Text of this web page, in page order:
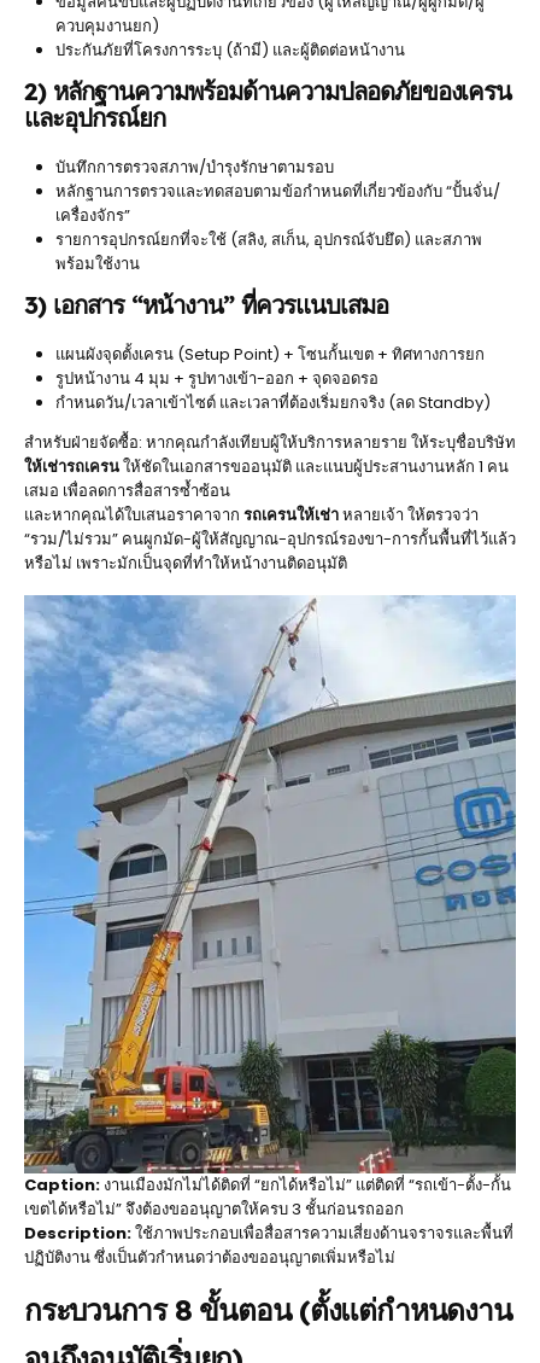
ควบคุมงานยก)
ประกันภัยที่โครงการระบุ (ถ้ามี) และผู้ติดต่อหน้างาน
2) หลักฐานความพร้อมด้านความปลอดภัยของเครน
และอุปกรณ์ยก
บันทึกการตรวจสภาพ/บำรุงรักษาตามรอบ
หลักฐานการตรวจและทดสอบตามข้อกำหนดที่เกี่ยวข้องกับ “ปั้นจั่น/
เครื่องจักร”
รายการอุปกรณ์ยกที่จะใช้ (สลิง, สเก็น, อุปกรณ์จับยึด) และสภาพ
พร้อมใช้งาน
3) เอกสาร “หน้างาน” ที่ควรแนบเสมอ
แผนผังจุดตั้งเครน (Setup Point) + โซนกั้นเขต + ทิศทางการยก
รูปหน้างาน 4 มุม + รูปทางเข้า-ออก + จุดจอดรอ
กำหนดวัน/เวลาเข้าไซต์ และเวลาที่ต้องเริ่มยกจริง (ลด Standby)
สำหรับฝ่ายจัดซื้อ: หากคุณกำลังเทียบผู้ให้บริการหลายราย ให้ระบุชื่อบริษัท
ให้เช่ารถเครนให้ชัดในเอกสารขออนุมัติ และแนบผู้ประสานงานหลัก 1 คน
เสมอ เพื่อลดการสื่อสารซ้ำซ้อน
และหากคุณได้ใบเสนอราคาจาก รถเครนให้เช่าหลายเจ้า ให้ตรวจว่า
“รวม/ไม่รวม” คนผูกมัด-ผู้ให้สัญญาณ-อุปกรณ์รองขา-การกั้นพื้นที่ไว้แล้ว
หรือไม่ เพราะมักเป็นจุดที่ทำให้หน้างานติดอนุมัติ
Caption: งานเมืองมักไม่ได้ติดที่ “ยกได้หรือไม่” แต่ติดที่ “รถเข้า-ตั้ง-กั้น
เขตได้หรือไม่” จึงต้องขออนุญาตให้ครบ 3 ชั้นก่อนรถออก
Description:ใช้ภาพประกอบเพื่อสื่อสารความเสี่ยงด้านจราจรและพื้นที่
ปฏิบัติงาน ซึ่งเป็นตัวกำหนดว่าต้องขออนุญาตเพิ่มหรือไม่
กระบวนการ 8 ขั้นตอน (ตั้งแต่กำหนดงาน